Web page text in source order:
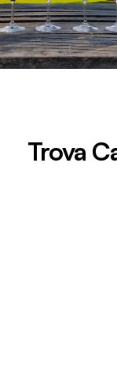
Trova